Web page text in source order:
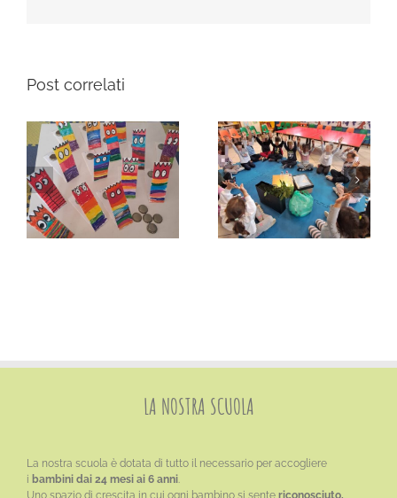
Post correlati
Alla scoperta del
naso con Mago
Lillo!
Mago Lillo e i 5
sensi… ora è il
momento della
vista!
LA NOSTRA SCUOLA
La nostra scuola è dotata di tutto il necessario per accogliere
i bambini dai 24 mesi ai 6 anni.